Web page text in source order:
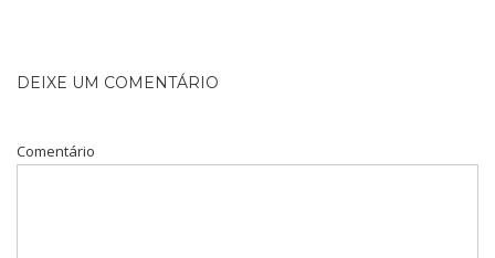
DEIXE UM COMENTÁRIO
Comentário